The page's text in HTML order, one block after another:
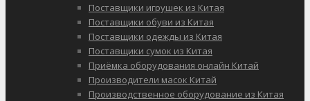
Поставщики игрушек из Китая
Поставщики обуви из Китая
Поставщики одежды из Китая
Поставщики сумок из Китая
Приёмка оборудования онлайн Китай
Производители масок Китай
Производственное оборудование из Китая